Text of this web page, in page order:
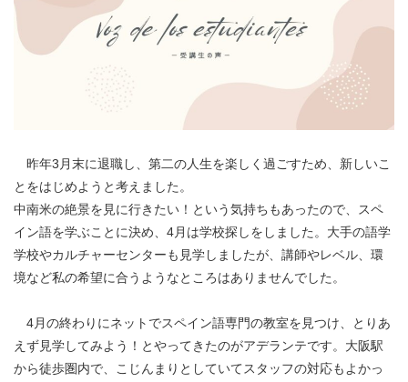
昨年3月末に退職し、第二の人生を楽しく過ごすため、新しいこ
とをはじめようと考えました。
中南米の絶景を見に行きたい！という気持ちもあったので、スペ
イン語を学ぶことに決め、4月は学校探しをしました。大手の語学
学校やカルチャーセンターも見学しましたが、講師やレベル、環
境など私の希望に合うようなところはありませんでした。
4月の終わりにネットでスペイン語専門の教室を見つけ、とりあ
えず見学してみよう！とやってきたのがアデランテです。大阪駅
から徒歩圏内で、こじんまりとしていてスタッフの対応もよかっ